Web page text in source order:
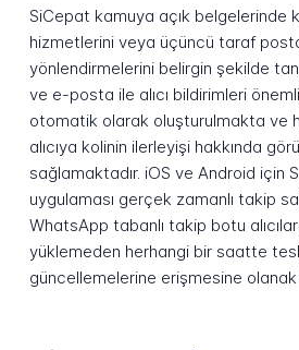
SiCepat kamuya açık belgelerinde
hizmetlerini veya üçüncü taraf
yönlendirmelerini belirgin şekilde
ve e-posta ile alıcı bildirimleri
otomatik olarak oluşturulmakta ve
alıcıya kolinin ilerleyişi hakkında
sağlamaktadır. iOS ve Android için
uygulaması gerçek zamanlı takip
WhatsApp tabanlı takip botu
yüklemeden herhangi bir saatte
güncellemelerine erişmesine olanak